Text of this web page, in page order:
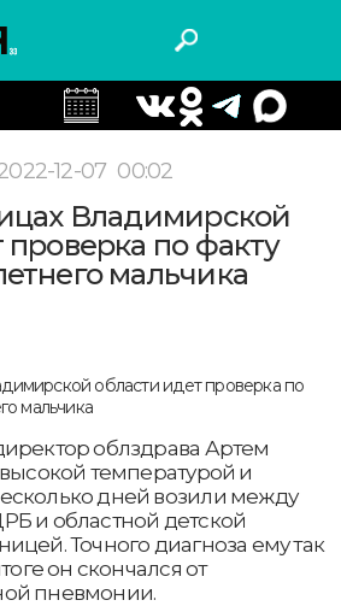
12-07 00:02
Владимирской
проверка по факту
мальчика
облздрава Артем
температурой и
дней возили между
и областной детской
Точного диагноза ему так
он скончался от
пневмонии.